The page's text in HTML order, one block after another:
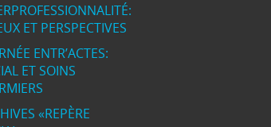
ET PERSPECTIVES
ENTR’ACTES:
ET SOINS
«REPÈRE